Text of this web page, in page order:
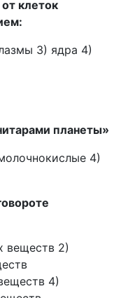
клеток
3) ядра 4)
планеты»
4)
веществ 2)
4)